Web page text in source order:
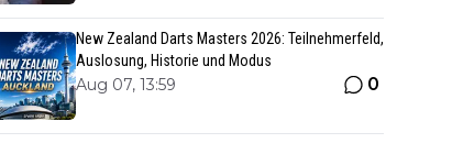
New Zealand Darts Masters 2026: Teilnehmerfeld,
Auslosung, Historie und Modus
Aug 07, 13:59 0